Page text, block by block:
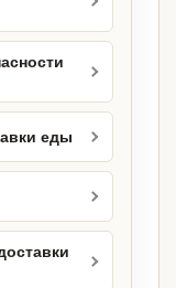
еды